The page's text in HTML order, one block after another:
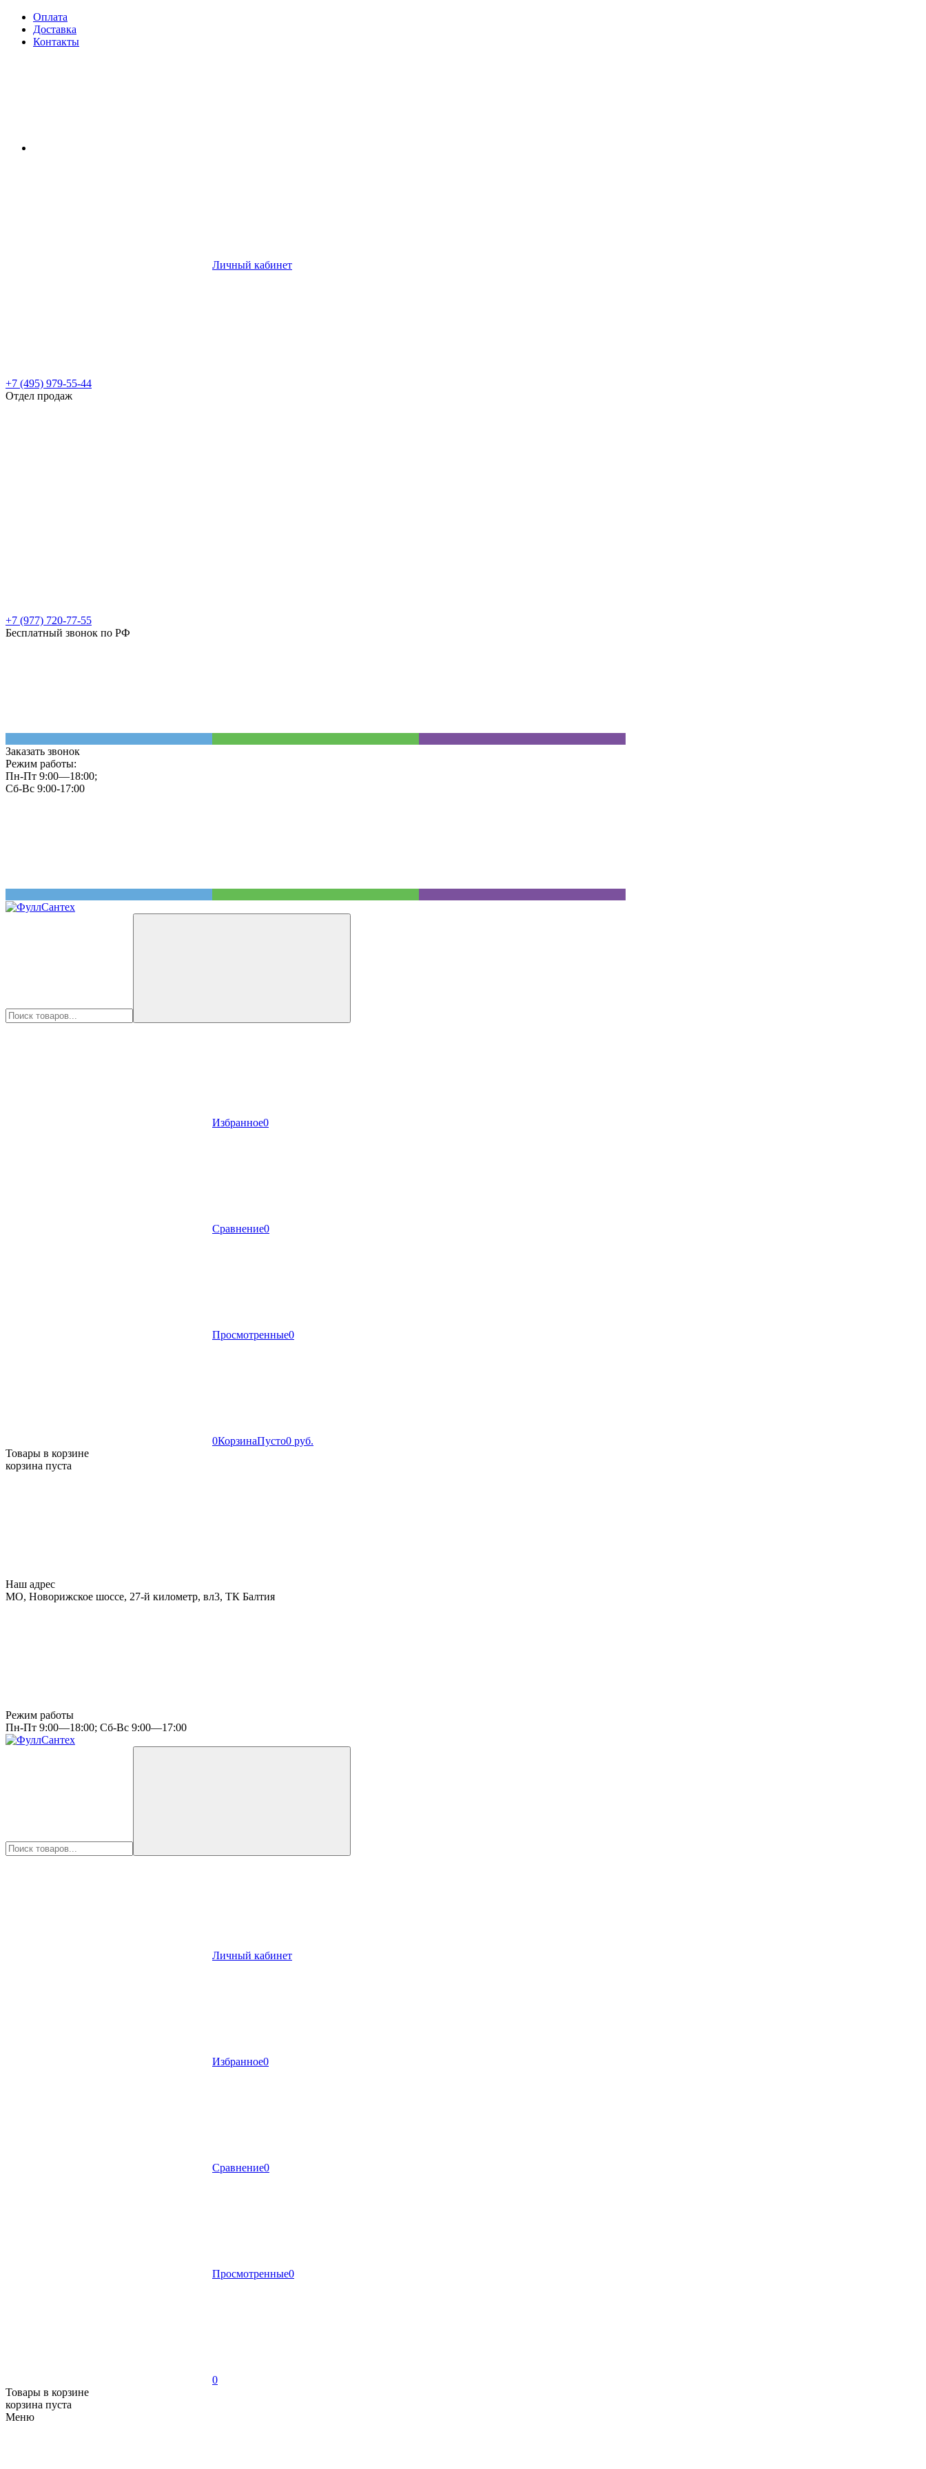
Оплата
Доставка
Контакты
Личный кабинет
+7 (495) 979-55-44
Отдел продаж
+7 (977) 720-77-55
Бесплатный звонок по РФ
Заказать звонок
Режим работы:
Пн-Пт 9:00—18:00;
Сб-Вс 9:00-17:00
Избранное0
Сравнение0
Просмотренные0
0КорзинаПусто0 руб.
Товары в корзине
корзина пуста
Наш адрес
МО, Новорижское шоссе, 27-й километр, вл3, ТК Балтия
Режим работы
Пн-Пт 9:00—18:00; Сб-Вс 9:00—17:00
Личный кабинет
Избранное0
Сравнение0
Просмотренные0
0
Товары в корзине
корзина пуста
Меню